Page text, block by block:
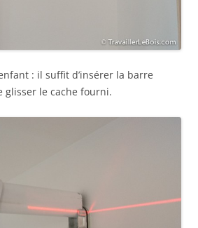
: il suffit d’insérer la barre
glisser le cache fourni.